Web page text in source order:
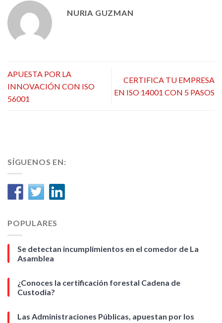
NURIA GUZMAN
APUESTA POR LA
INNOVACIÓN CON ISO
56001
CERTIFICA TU EMPRESA
EN ISO 14001 CON 5 PASOS
SÍGUENOS EN:
POPULARES
Se detectan incumplimientos en el comedor de La
Asamblea
¿Conoces la certificación forestal Cadena de
Custodia?
Las Administraciones Públicas, apuestan por los